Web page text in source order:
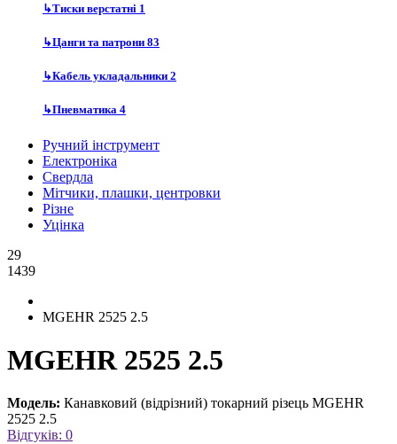
↳Тиски верстатні 1
↳Цанги та патрони 83
↳Кабель укладальники 2
↳Пневматика 4
Ручний інструмент
Електроніка
Свердла
Мітчики, плашки, центровки
Різне
Уцінка
29
1439
MGEHR 2525 2.5
MGEHR 2525 2.5
Модель: Канавковий (відрізний) токарний різець MGEHR
2525 2.5
Відгуків: 0